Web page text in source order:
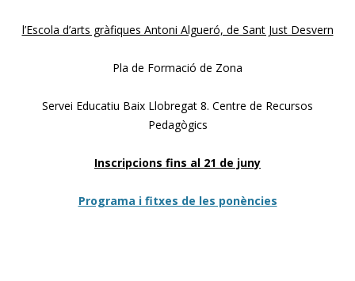
l’Escola d’arts gràfiques Antoni Algueró, de Sant Just Desvern
Pla de Formació de Zona
Servei Educatiu Baix Llobregat 8. Centre de Recursos
Pedagògics
Inscripcions fins al 21 de juny
Programa i fitxes de les ponències